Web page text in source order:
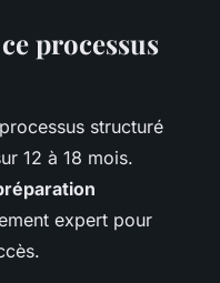
processus
structuré
12 à 18 mois.
expert pour